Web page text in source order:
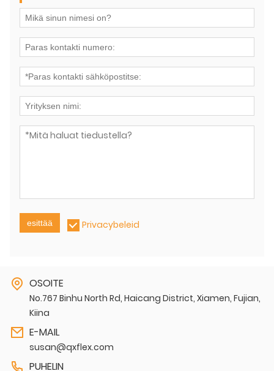
esittää Privacybeleid
OSOITE
No.767 Binhu North Rd, Haicang District, Xiamen, Fujian,
Kiina
E-MAIL
susan@qxflex.com
PUHELIN